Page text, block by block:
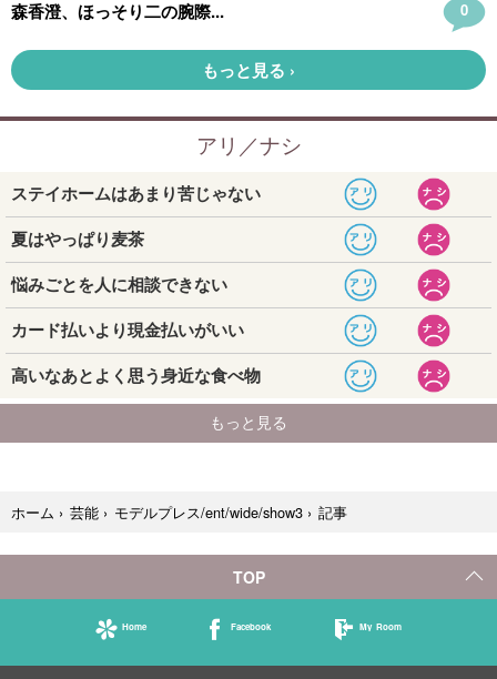
ホーム › 芸能 › モデルプレス/ent/wide/show3 › 記事
TOP
Home Facebook My Room